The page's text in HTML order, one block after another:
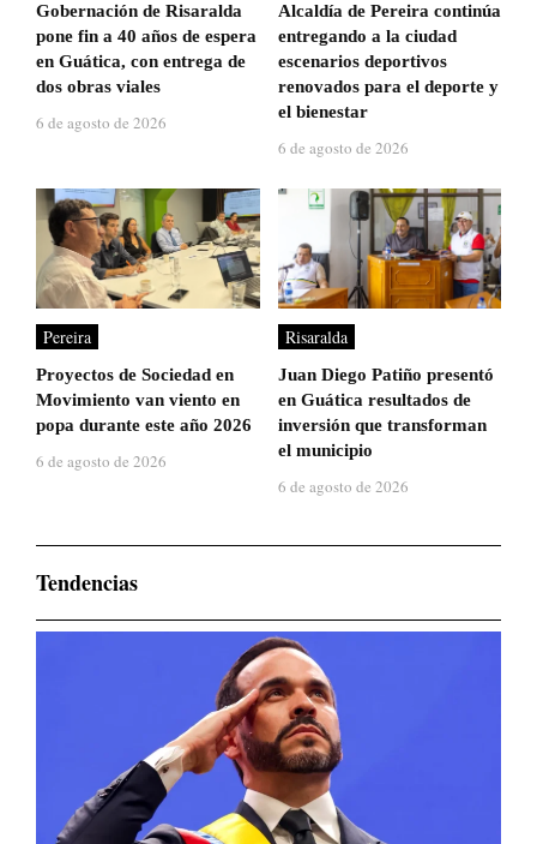
Gobernación de Risaralda
pone fin a 40 años de espera
en Guática, con entrega de
dos obras viales
6 de agosto de 2026
Alcaldía de Pereira continúa
entregando a la ciudad
escenarios deportivos
renovados para el deporte y
el bienestar
6 de agosto de 2026
Pereira
Proyectos de Sociedad en
Movimiento van viento en
popa durante este año 2026
6 de agosto de 2026
Risaralda
Juan Diego Patiño presentó
en Guática resultados de
inversión que transforman
el municipio
6 de agosto de 2026
Tendencias